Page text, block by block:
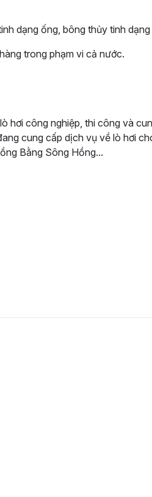
dạng ống, bông thủy tinh dạng
trong phạm vi cả nước.
hơi công nghiệp, thi công và
cung cấp dịch vụ về lò hơi
Bằng Sông Hồng...